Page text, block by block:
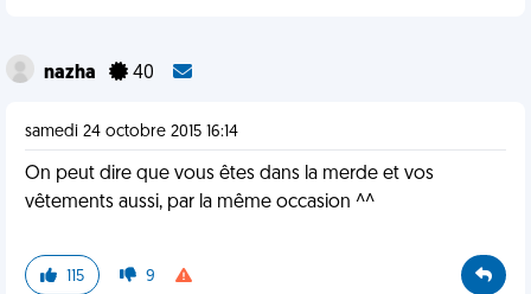
nazha 40
samedi 24 octobre 2015 16:14
On peut dire que vous êtes dans la merde et vos
vêtements aussi, par la même occasion ^^
115 9